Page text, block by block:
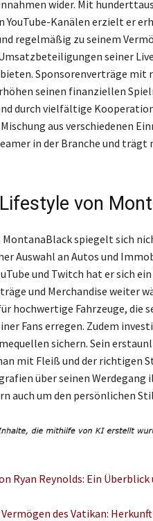
wider. Mit
YouTube-Kanälen erzielt er
regelmäßig zu seinem
seiner
Sponsorenverträge mit
seinen finanziellen
durch vielfältige
aus verschiedenen
in der Branche und trägt
von
MontanaBlack spiegelt sich
Auswahl an Autos und
und Twitch hat er sich
und Merchandise weiter
hochwertige Fahrzeuge, die
Fans erregen. Zudem
sichern. Sein
mit Fleiß und der richtigen
über seinen Werdegang
auch um den persönlichen
Ryan Reynolds: Ein
des Vatikan: